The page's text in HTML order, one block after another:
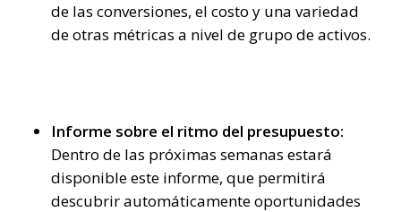
de las conversiones, el costo y una variedad
de otras métricas a nivel de grupo de activos.
Informe sobre el ritmo del presupuesto:
Dentro de las próximas semanas estará
disponible este informe, que permitirá
descubrir automáticamente oportunidades